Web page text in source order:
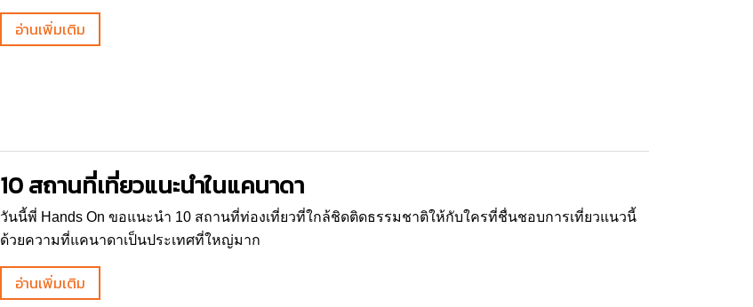
อ่านเพิ่มเติม
10 สถานที่เที่ยวแนะนำในแคนาดา
วันนี้พี่ Hands On ขอแนะนำ 10 สถานที่ท่องเที่ยวที่ใกล้ชิดติดธรรมชาติให้กับใครที่ชื่นชอบการเที่ยวแนวนี้
ด้วยความที่แคนาดาเป็นประเทศที่ใหญ่มาก
อ่านเพิ่มเติม